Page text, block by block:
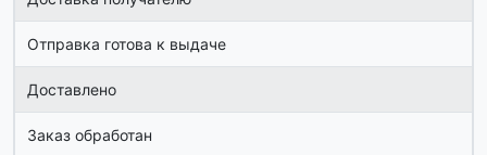
Отправка готова к выдаче
Доставлено
Заказ обработан